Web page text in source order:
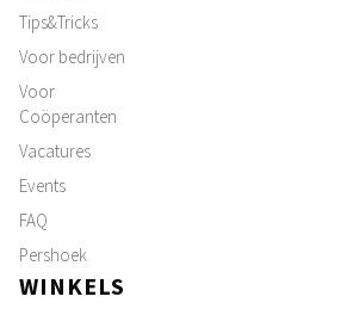
Tips&Tricks
Voor bedrijven
Voor
Coöperanten
Vacatures
Events
FAQ
Pershoek
WINKELS